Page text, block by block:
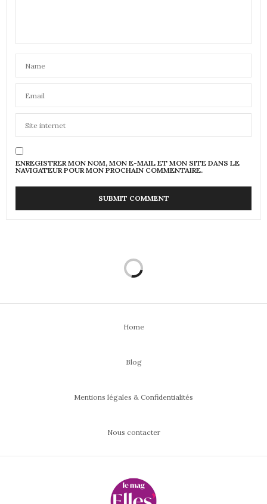
ENREGISTRER MON NOM, MON E-MAIL ET MON SITE DANS LE
NAVIGATEUR POUR MON PROCHAIN COMMENTAIRE.
Home
Blog
Mentions légales & Confidentialités
Nous contacter